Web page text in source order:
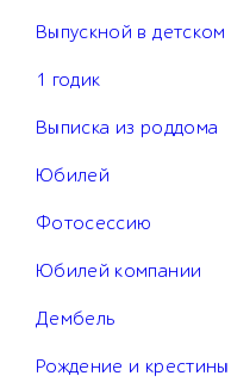
Выпускной в детском
1 годик
Выписка из роддома
Юбилей
Фотосессию
Юбилей компании
Дембель
Рождение и крестины